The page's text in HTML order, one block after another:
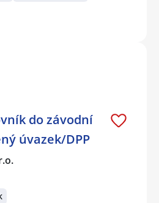
do závodní
úvazek/DPP